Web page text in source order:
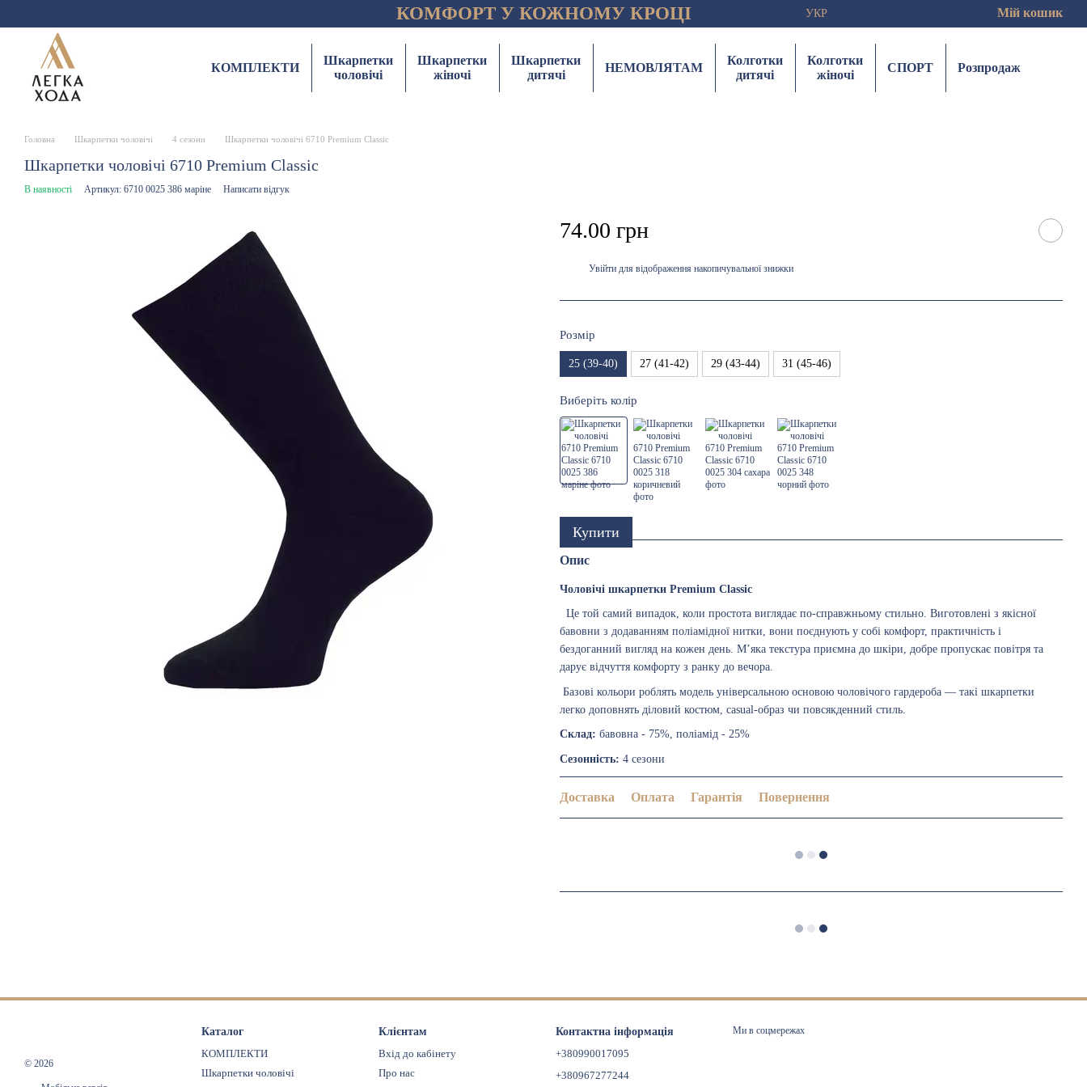
КОМФОРТ У КОЖНОМУ КРОЦІ УКР Мій кошик
КОМПЛЕКТИ
Шкарпетки
чоловічі
Шкарпетки
жіночі
Шкарпетки
дитячі
НЕМОВЛЯТАМ
Колготки
дитячі
Колготки
жіночі
СПОРТ Розпродаж
Головна Шкарпетки чоловічі 4 сезони Шкарпетки чоловічі 6710 Premium Classic
Шкарпетки чоловічі 6710 Premium Classic
В наявності Артикул: 6710 0025 386 маріне Написати відгук
74.00 грн
Увійти для відображення накопичувальної знижки
Розмір
25 (39-40) 27 (41-42) 29 (43-44) 31 (45-46)
Виберіть колір
Купити
Опис
Чоловічі шкарпетки Premium Classic
Це той самий випадок, коли простота виглядає по-справжньому стильно. Виготовлені з якісної
бавовни з додаванням поліамідної нитки, вони поєднують у собі комфорт, практичність і
бездоганний вигляд на кожен день. М’яка текстура приємна до шкіри, добре пропускає повітря та
дарує відчуття комфорту з ранку до вечора.
Базові кольори роблять модель універсальною основою чоловічого гардероба — такі шкарпетки
легко доповнять діловий костюм, casual-образ чи повсякденний стиль.
Склад: бавовна - 75%, поліамід - 25%
Сезонність: 4 сезони
Доставка Оплата Гарантія Повернення
© 2026
Каталог
КОМПЛЕКТИ
Шкарпетки чоловічі
Клієнтам
Вхід до кабінету
Про нас
Контактна інформація
+380990017095
+380967277244
Ми в соцмережах